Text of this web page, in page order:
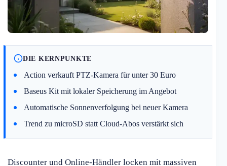
DIE KERNPUNKTE
Action verkauft PTZ-Kamera für unter 30 Euro
Baseus Kit mit lokaler Speicherung im Angebot
Automatische Sonnenverfolgung bei neuer Kamera
Trend zu microSD statt Cloud-Abos verstärkt sich
Discounter und Online-Händler locken mit massiven